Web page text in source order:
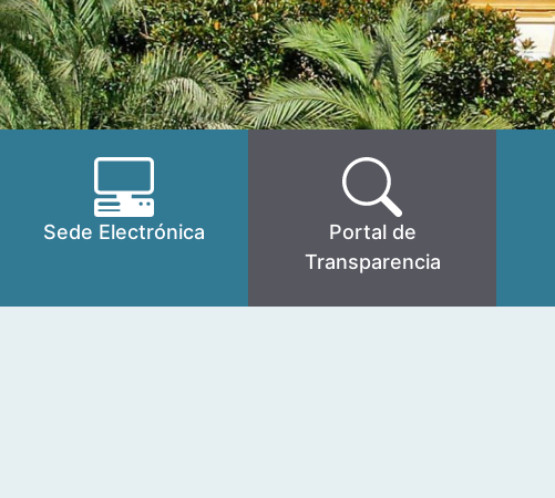
Sede Electrónica
Portal de
Transparencia